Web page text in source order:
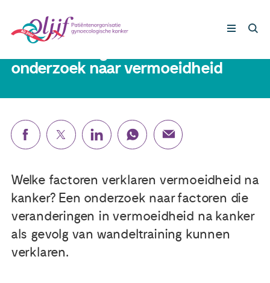
Nieuws
Lotgenoten
Leven met/na kanker
Steun ons
6 augustus 2021
onderzoek naar vermoeidheid
Welke factoren verklaren vermoeidheid na
kanker? Een onderzoek naar factoren die
veranderingen in vermoeidheid na kanker
als gevolg van wandeltraining kunnen
verklaren.